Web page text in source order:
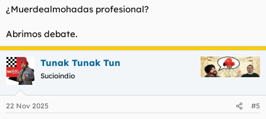
:
¿Muerdealmohadas profesional?
Abrimos debate.
Tunak Tunak Tun
Sucioindio
22 Nov 2025 #5